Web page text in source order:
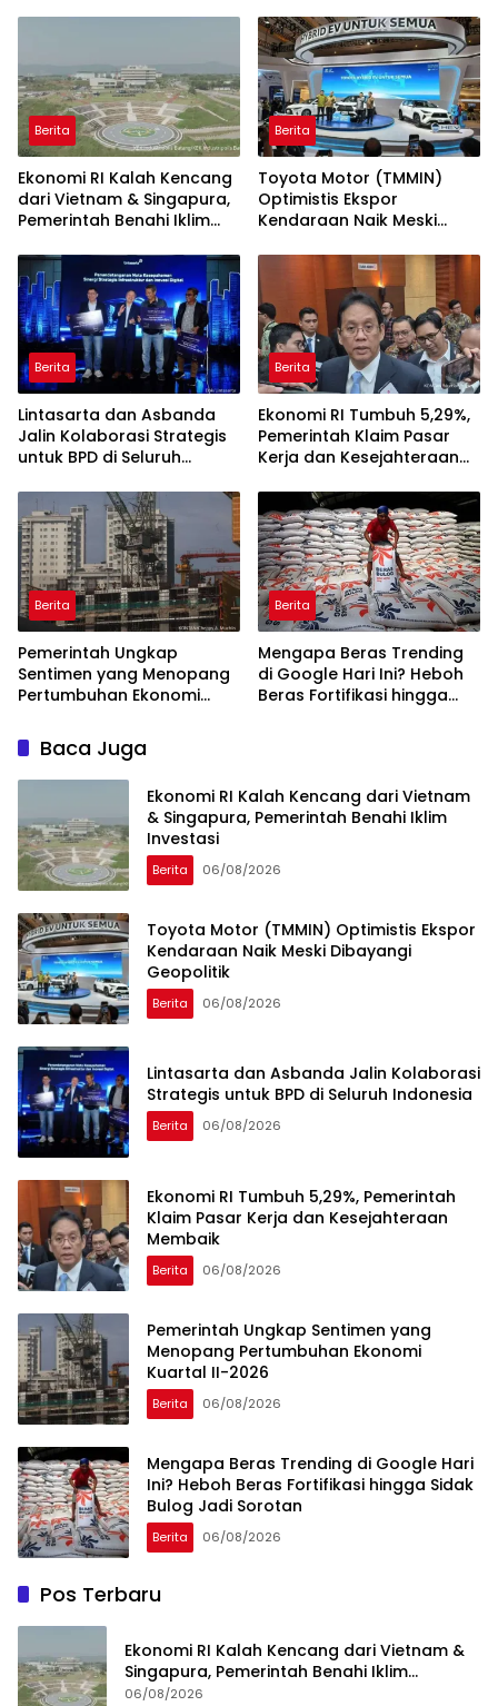
Berita
Ekonomi RI Kalah Kencang
dari Vietnam & Singapura,
Pemerintah Benahi Iklim
Berita
Toyota Motor (TMMIN)
Optimistis Ekspor
Kendaraan Naik Meski
Berita
Lintasarta dan Asbanda
Jalin Kolaborasi Strategis
untuk BPD di Seluruh
Berita
Ekonomi RI Tumbuh 5,29%,
Pemerintah Klaim Pasar
Kerja dan Kesejahteraan
Berita
Pemerintah Ungkap
Sentimen yang Menopang
Pertumbuhan Ekonomi
Berita
Mengapa Beras Trending
di Google Hari Ini? Heboh
Beras Fortifikasi hingga
Baca Juga
Ekonomi RI Kalah Kencang dari Vietnam
& Singapura, Pemerintah Benahi Iklim
Investasi
Berita 06/08/2026
Toyota Motor (TMMIN) Optimistis Ekspor
Kendaraan Naik Meski Dibayangi
Geopolitik
Berita 06/08/2026
Lintasarta dan Asbanda Jalin Kolaborasi
Strategis untuk BPD di Seluruh Indonesia
Berita 06/08/2026
Ekonomi RI Tumbuh 5,29%, Pemerintah
Klaim Pasar Kerja dan Kesejahteraan
Membaik
Berita 06/08/2026
Pemerintah Ungkap Sentimen yang
Menopang Pertumbuhan Ekonomi
Kuartal II-2026
Berita 06/08/2026
Mengapa Beras Trending di Google Hari
Ini? Heboh Beras Fortifikasi hingga Sidak
Bulog Jadi Sorotan
Berita 06/08/2026
Pos Terbaru
Ekonomi RI Kalah Kencang dari Vietnam &
Singapura, Pemerintah Benahi Iklim
Investasi
06/08/2026